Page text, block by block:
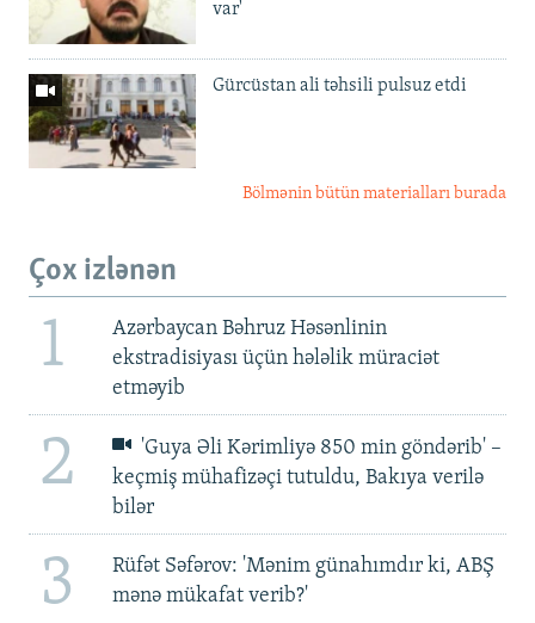
var'
Gürcüstan ali təhsili pulsuz etdi
Bölmənin bütün materialları burada
Çox izlənən
1
Azərbaycan Bəhruz Həsənlinin
ekstradisiyası üçün hələlik müraciət
etməyib
2
'Guya Əli Kərimliyə 850 min göndərib' –
keçmiş mühafizəçi tutuldu, Bakıya verilə
bilər
3
Rüfət Səfərov: 'Mənim günahımdır ki, ABŞ
mənə mükafat verib?'